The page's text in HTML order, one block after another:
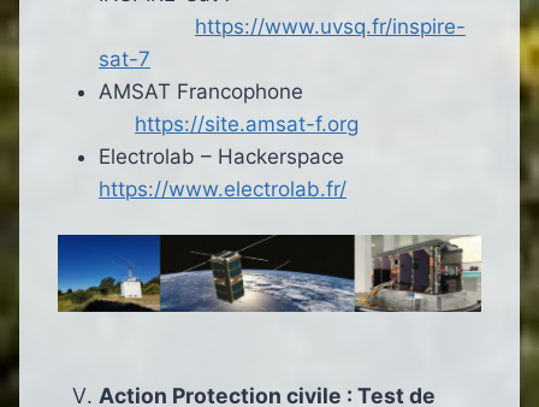
https://www.uvsq.fr/inspire-
sat-7
AMSAT Francophone
https://site.amsat-f.org
Electrolab – Hackerspace
https://www.electrolab.fr/
Action Protection civile : Test de